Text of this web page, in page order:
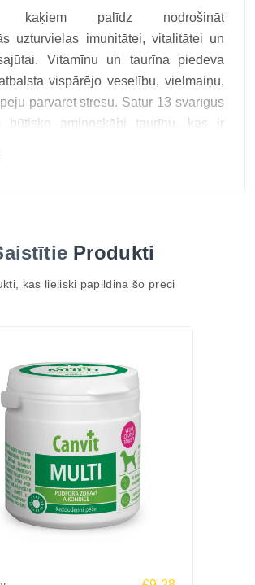
kaķiem palīdz nodrošināt
uzturvielas imunitātei, vitalitātei un
Vitamīnu un taurīna piedeva
vispārējo veselību, vielmaiņu,
pārvarēt stresu. Satur 13 svarīgus
būtisko aminoskābi taurīnu, kas ir
laikā
grūsnām un barojošām kaķenēm
1000 SV, D3 vitamīns 10 SV, E
μg, K vitamīns 100 μg, B1 vitamīns
300 μg, B6 vitamīns 200 μg,
5 μg, C vitamīns 3000 μg, biotīns 250
1000 μg, kalcija pantotenāts 1000
25 μg
Produkti
kas lieliski papildina šo preci